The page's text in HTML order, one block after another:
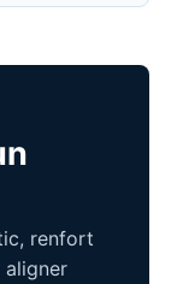
renfort